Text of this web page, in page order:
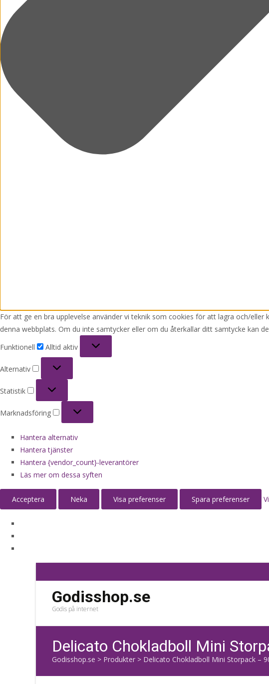
För att ge en bra upplevelse använder vi teknik som cookies för att lagra och/
denna webbplats. Om du inte samtycker eller om du återkallar ditt samtycke kan
Funktionell
Alltid aktiv
Alternativ
Statistik
Marknadsföring
Hantera alternativ
Hantera tjänster
Hantera {vendor_count}-leverantörer
Läs mer om dessa syften
Acceptera Neka Visa preferenser Spara preferenser
Godisshop.se
Godis på internet
Delicato Chokladboll Mini
Godisshop.se > Produkter > Delicato Chokladboll Mini Storpack –